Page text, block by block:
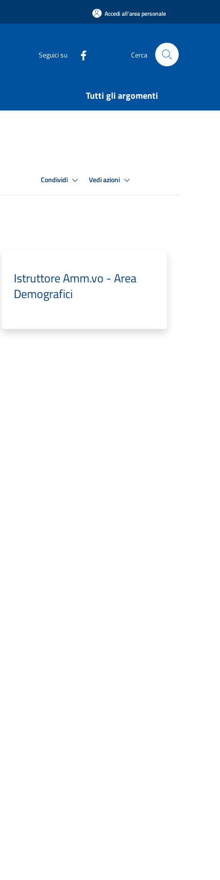
Accedi all'area personale
Seguici su Cerca
Tutti gli argomenti
Condividi Vedi azioni
Istruttore Amm.vo - Area
Demografici